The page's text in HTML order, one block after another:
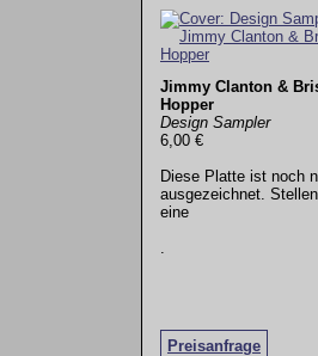
Jimmy Clanton &
Hopper
Design Sampler
6,00 €
Diese Platte ist noch
ausgezeichnet.
eine
Preisanfrage
.